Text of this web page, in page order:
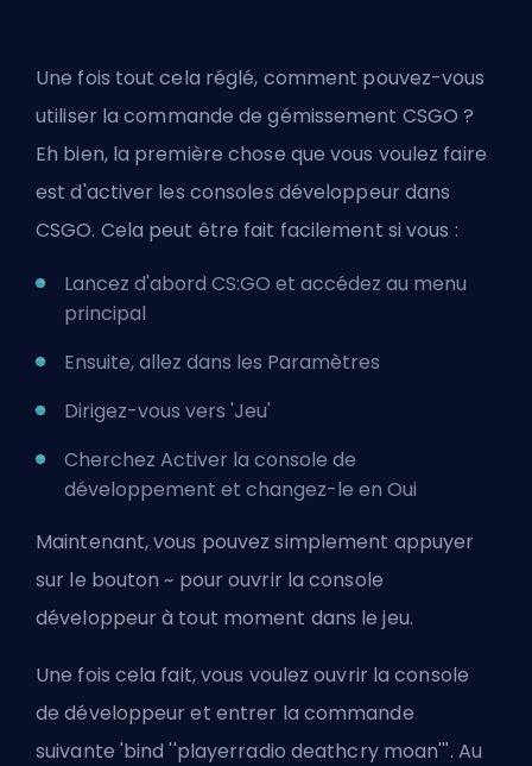
Une fois tout cela réglé, comment pouvez-vous
utiliser la commande de gémissement CSGO ?
Eh bien, la première chose que vous voulez faire
est d'activer les consoles développeur dans
CSGO. Cela peut être fait facilement si vous :
Lancez d'abord CS:GO et accédez au menu
principal
Ensuite, allez dans les Paramètres
Dirigez-vous vers 'Jeu'
Cherchez Activer la console de
développement et changez-le en Oui
Maintenant, vous pouvez simplement appuyer
sur le bouton ~ pour ouvrir la console
développeur à tout moment dans le jeu.
Une fois cela fait, vous voulez ouvrir la console
de développeur et entrer la commande
suivante 'bind ''playerradio deathcry moan'''. Au